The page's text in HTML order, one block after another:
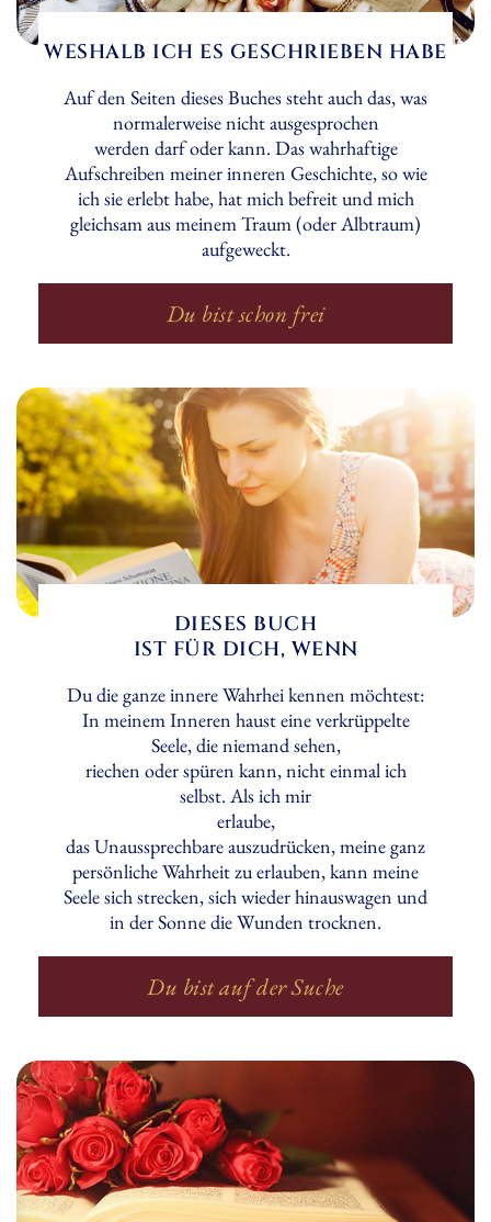
WESHALB ICH ES GESCHRIEBEN HABE
Auf den Seiten dieses Buches steht auch das, was
normalerweise nicht ausgesprochen
werden darf oder kann. Das wahrhaftige
Aufschreiben meiner inneren Geschichte, so wie
ich sie erlebt habe, hat mich befreit und mich
gleichsam aus meinem Traum (oder Albtraum)
aufgeweckt.
Du bist schon frei
DIESES BUCH
IST FÜR DICH, WENN
Du die ganze innere Wahrhei kennen möchtest:
In meinem Inneren haust eine verkrüppelte
Seele, die niemand sehen,
riechen oder spüren kann, nicht einmal ich
selbst. Als ich mir
erlaube,
das Unaussprechbare auszudrücken, meine ganz
persönliche Wahrheit zu erlauben, kann meine
Seele sich strecken, sich wieder hinauswagen und
in der Sonne die Wunden trocknen.
Du bist auf der Suche